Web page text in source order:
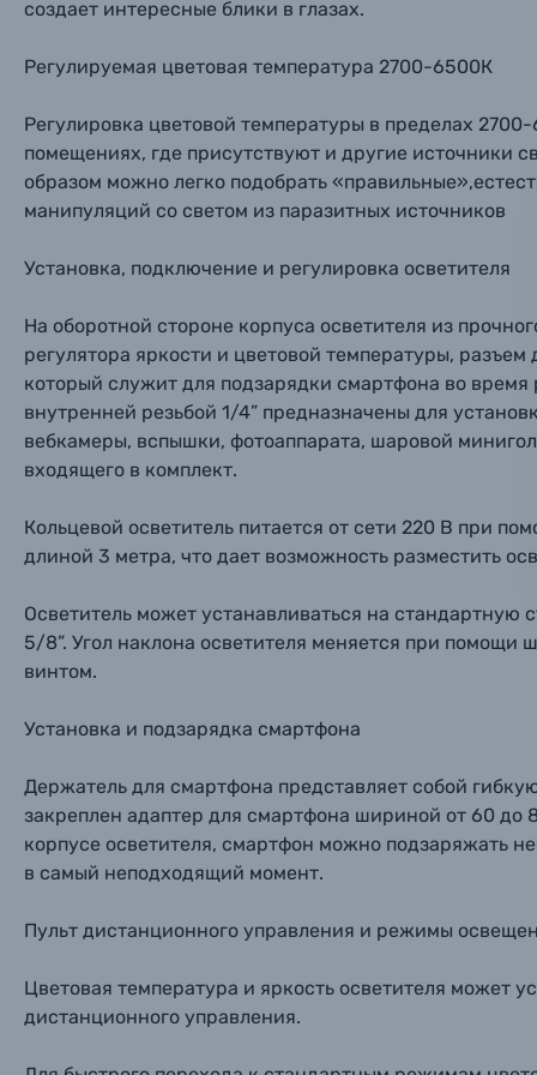
Тема
Ваш
Тема
Ваш
Видеокамеры
Вспышки для фотоаппаратов
Аксессуары для фото и видеокамер
Электроника
Материалы
Фоторамки
Фотоальбомы
Солнцезащитные очки
Б/У фототехника (Комиссионные товары)
Заказ
Вами с
Имя*
Номер
создает интересные блики в глазах.
Регулируемая цветовая температура 2700-6500К
Регулировка цветовой температуры в пределах
помещениях, где присутствуют и другие источники
образом можно легко подобрать
манипуляций со светом из паразитных источников
Установка, подключение и регулировка осветителя
На оборотной стороне корпуса осветителя из
регулятора яркости и цветовой температуры, разъем
который служит для подзарядки смартфона во время
внутренней резьбой 1/4” предназначены для
вебкамеры, вспышки, фотоаппарата, шаровой
входящего в комплект.
Кольцевой осветитель питается от сети 220 В при
длиной 3 метра, что дает возможность разместить
Осветитель может устанавливаться на стандартную
5/8”. Угол наклона осветителя меняется при
винтом.
Установка и подзарядка смартфона
Держатель для смартфона представляет собой
закреплен адаптер для смартфона шириной от 60 до
корпусе осветителя, смартфон можно подзаряжать
в самый неподходящий момент.
Пульт дистанционного управления и режимы
Цветовая температура и яркость осветителя может
дистанционного управления.
Тема
Ваш